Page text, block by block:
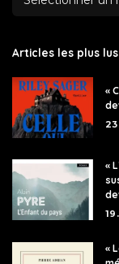
Articles les plus lus
«
«
«